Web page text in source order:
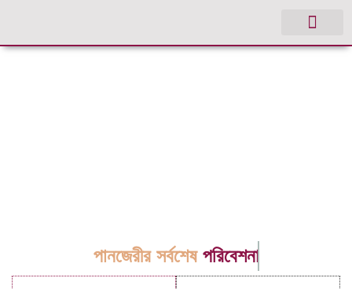
পানজেরীর সর্বশেষ পরিবেশনা